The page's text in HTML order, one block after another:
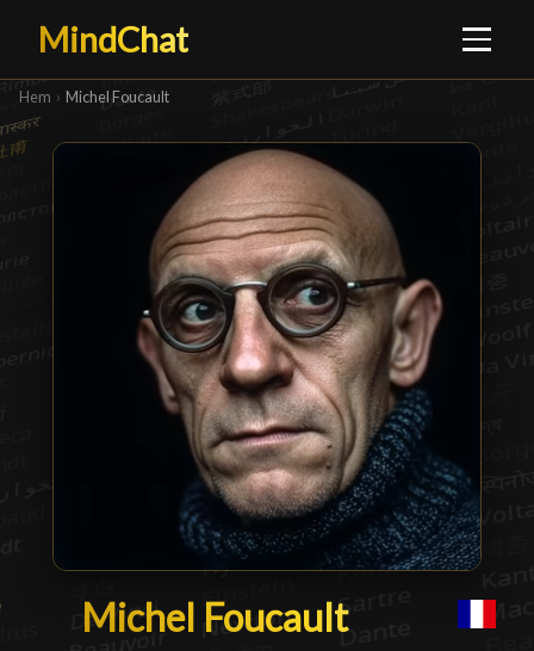
MindChat
Hem › Michel Foucault
Michel Foucault
Michel Foucault█